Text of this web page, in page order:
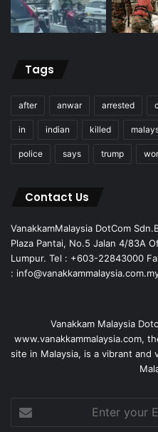
Tags
after anwar arrested
in indian killed
police says trump
Contact Us
VanakkamMalaysia DotCom
Plaza Pantai, No.5 Jalan 4/83A
Lumpur. Tel : +603-22843000
:
Vanakkam Malaysia
www.vanakkammalaysia.com,
site in Malaysia, is a vibrant and
your